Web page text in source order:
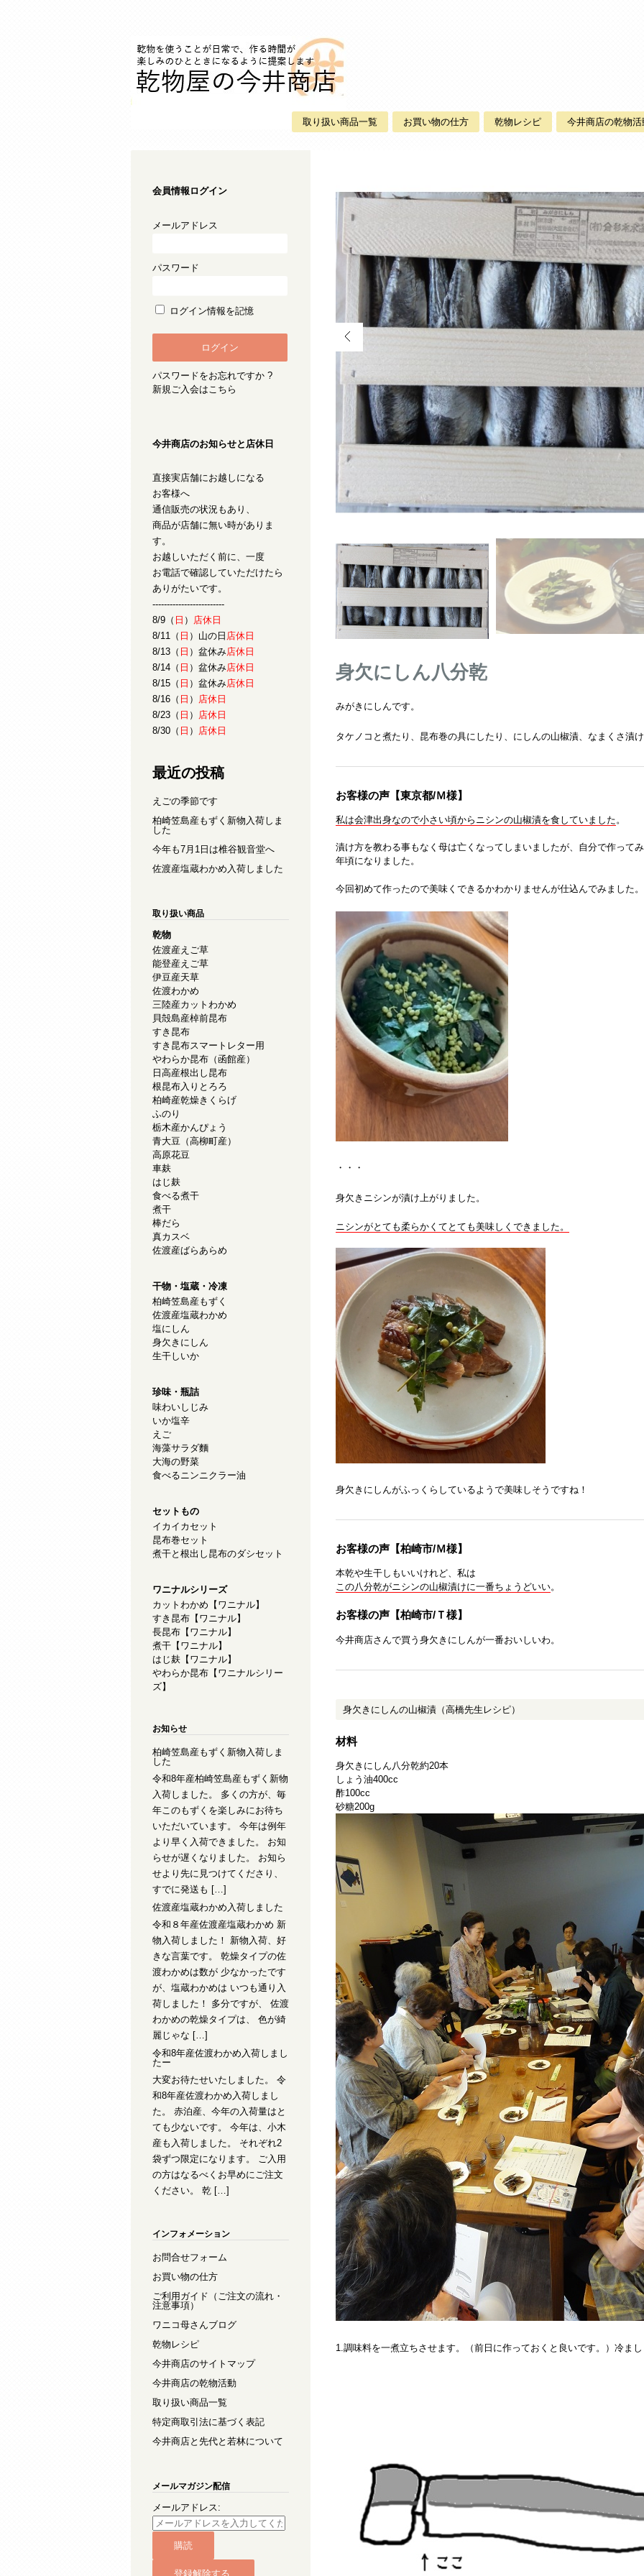
取り扱い商品一覧 お買い物の仕方 乾物レシピ 今井商店の乾物活
身欠にしん八分乾
みがきにしんです。
タケノコと煮たり、昆布巻の具にしたり、にしんの山椒漬、なまくさ漬
お客様の声【東京都/Ｍ様】
私は会津出身なので小さい頃からニシンの山椒漬を食していました 。
漬け方を教わる事もなく母は亡くなってしまいましたが、自分で作って
年頃になりました。
今回初めて作ったので美味くできるかわかりませんが仕込んでみました。
・・・
身欠きニシンが漬け上がりました。
ニシンがとても柔らかくてとても美味しくできました。
身欠きにしんがふっくらしているようで美味しそうですね！
お客様の声【柏崎市/Ｍ様】
本乾や生干しもいいけれど、私は
この八分乾がニシンの山椒漬けに一番ちょうどいい。
お客様の声【柏崎市/Ｔ様】
今井商店さんで買う身欠きにしんが一番おいしいわ。
身欠きにしんの山椒漬（高橋先生レシピ）
材料
身欠きにしん八分乾約20本
しょう油400cc
酢100cc
砂糖200g
1.調味料を一煮立ちさせます。（前日に作っておくと良いです。）冷ま
会員情報ログイン
メールアドレス
パスワード
ログイン情報を記憶
パスワードをお忘れですか ?
新規ご入会はこちら
今井商店のお知らせと店休日
直接実店舗にお越しになる
お客様へ
通信販売の状況もあり、
商品が店舗に無い時がありま
す。
お越しいただく前に、一度
お電話で確認していただけたら
ありがたいです。
-------------------------
8/9（ 日 ） 店休日
8/11（ 日 ）山の日 店休日
8/13（ 日 ）盆休み店休日
8/14（ 日 ）盆休み店休日
8/15（ 日 ）盆休み店休日
8/16（ 日 ） 店休日
8/23（ 日 ） 店休日
8/30（ 日 ） 店休日
最近の投稿
えごの季節です
柏崎笠島産もずく新物入荷しま
した
今年も7月1日は椎谷観音堂へ
佐渡産塩蔵わかめ入荷しました
取り扱い商品
乾物
佐渡産えご草
能登産えご草
伊豆産天草
佐渡わかめ
三陸産カットわかめ
貝殻島産棹前昆布
すき昆布
すき昆布スマートレター用
やわらか昆布（函館産）
日高産根出し昆布
根昆布入りとろろ
柏崎産乾燥きくらげ
ふのり
栃木産かんぴょう
青大豆（高柳町産）
高原花豆
車麸
はじ麸
食べる煮干
煮干
棒だら
真カスベ
佐渡産ばらあらめ
干物・塩蔵・冷凍
柏崎笠島産もずく
佐渡産塩蔵わかめ
塩にしん
身欠きにしん
生干しいか
珍味・瓶詰
味わいしじみ
いか塩辛
えご
海藻サラダ麵
大海の野菜
食べるニンニクラー油
セットもの
イカイカセット
昆布巻セット
煮干と根出し昆布のダシセット
ワニナルシリーズ
カットわかめ【ワニナル】
すき昆布【ワニナル】
長昆布【ワニナル】
煮干【ワニナル】
はじ麸【ワニナル】
やわらか昆布【ワニナルシリー
ズ】
お知らせ
柏崎笠島産もずく新物入荷しま
した
令和8年産柏崎笠島産もずく新物
入荷しました。 多くの方が、毎
年このもずくを楽しみにお待ち
いただいています。 今年は例年
より早く入荷できました。 お知
らせが遅くなりました。 お知ら
せより先に見つけてくださり、
すでに発送も […]
佐渡産塩蔵わかめ入荷しました
令和８年産佐渡産塩蔵わかめ 新
物入荷しました！ 新物入荷、好
きな言葉です。 乾燥タイプの佐
渡わかめは数が 少なかったです
が、塩蔵わかめは いつも通り入
荷しました！ 多分ですが、 佐渡
わかめの乾燥タイプは、 色が綺
麗じゃな […]
令和8年産佐渡わかめ入荷しまし
たー
大変お待たせいたしました。 令
和8年産佐渡わかめ入荷しまし
た。 赤泊産、今年の入荷量はと
ても少ないです。 今年は、小木
産も入荷しました。 それぞれ2
袋ずつ限定になります。 ご入用
の方はなるべくお早めにご注文
ください。 乾 […]
インフォメーション
お問合せフォーム
お買い物の仕方
ご利用ガイド（ご注文の流れ・
注意事項）
ワニコ母さんブログ
乾物レシピ
今井商店のサイトマップ
今井商店の乾物活動
取り扱い商品一覧
特定商取引法に基づく表記
今井商店と先代と若林について
メールマガジン配信
メールアドレス: